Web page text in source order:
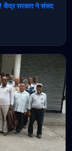
केंद्र सरकार ने संसद